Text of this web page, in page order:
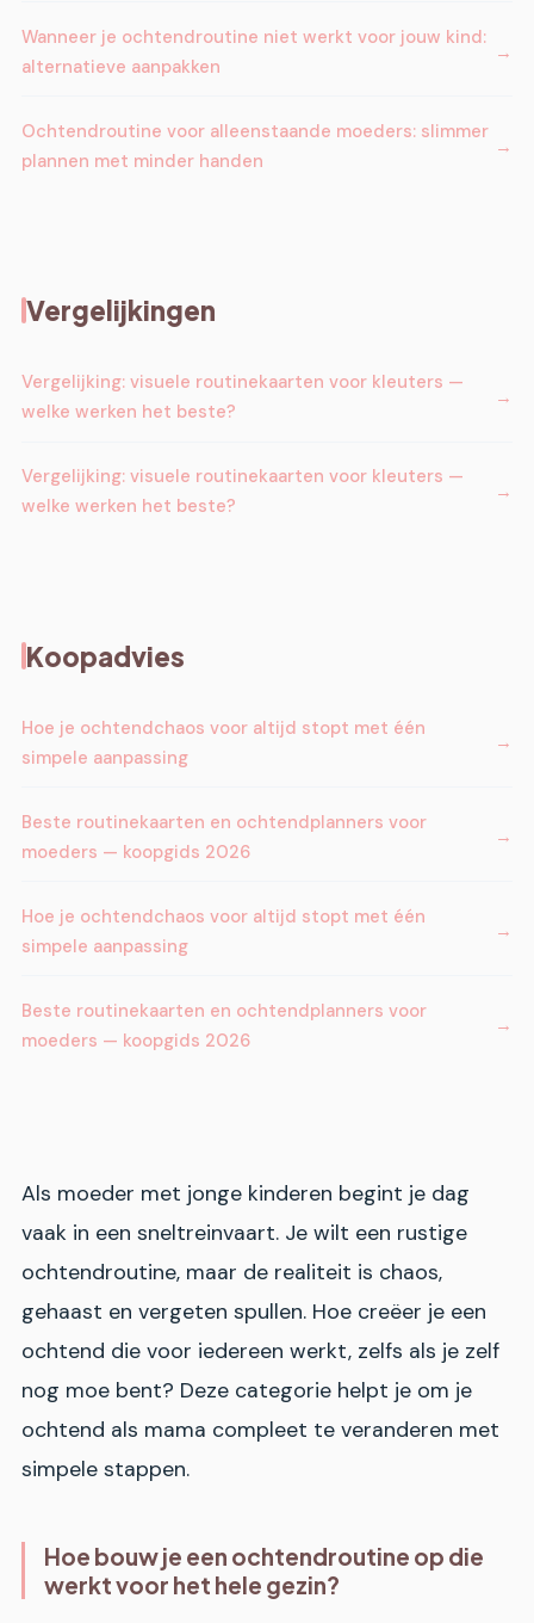
Wanneer je ochtendroutine niet werkt voor jouw kind:
alternatieve aanpakken
Ochtendroutine voor alleenstaande moeders: slimmer
plannen met minder handen
Vergelijkingen
Vergelijking: visuele routinekaarten voor kleuters —
welke werken het beste?
Vergelijking: visuele routinekaarten voor kleuters —
welke werken het beste?
Koopadvies
Hoe je ochtendchaos voor altijd stopt met één
simpele aanpassing
Beste routinekaarten en ochtendplanners voor
moeders — koopgids 2026
Hoe je ochtendchaos voor altijd stopt met één
simpele aanpassing
Beste routinekaarten en ochtendplanners voor
moeders — koopgids 2026
Als moeder met jonge kinderen begint je dag
vaak in een sneltreinvaart. Je wilt een rustige
ochtendroutine, maar de realiteit is chaos,
gehaast en vergeten spullen. Hoe creëer je een
ochtend die voor iedereen werkt, zelfs als je zelf
nog moe bent? Deze categorie helpt je om je
ochtend als mama compleet te veranderen met
simpele stappen.
Hoe bouw je een ochtendroutine op die
werkt voor het hele gezin?